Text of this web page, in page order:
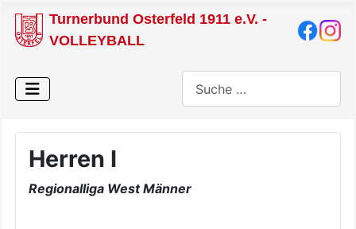
Turnerbund Osterfeld 1911 e.V. -
VOLLEYBALL
Herren I
Regionalliga West Männer